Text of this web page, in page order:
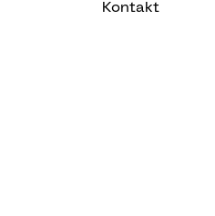
Kontakt